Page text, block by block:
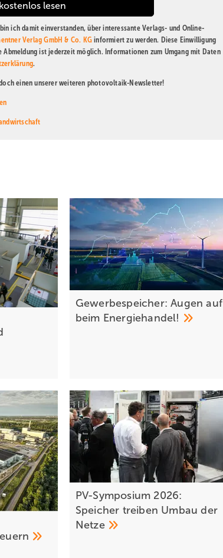
ich damit einverstanden, über interessante Verlags- und Online-
Verlag GmbH & Co. KGinformiert zu werden. Diese Einwilligung
Abmeldung ist jederzeit möglich. Informationen zum Umgang mit Daten
.
einen unserer weiteren photovoltaik-Newsletter!
Gewerbespeicher: Augen auf
beim Energiehandel!
PV-Symposium 2026:
Speicher treiben Umbau der
Netze